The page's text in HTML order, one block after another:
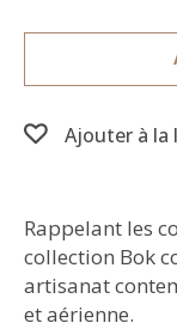
Ajouter à la
Rappelant les
collection Bok
artisanat
et aérienne.